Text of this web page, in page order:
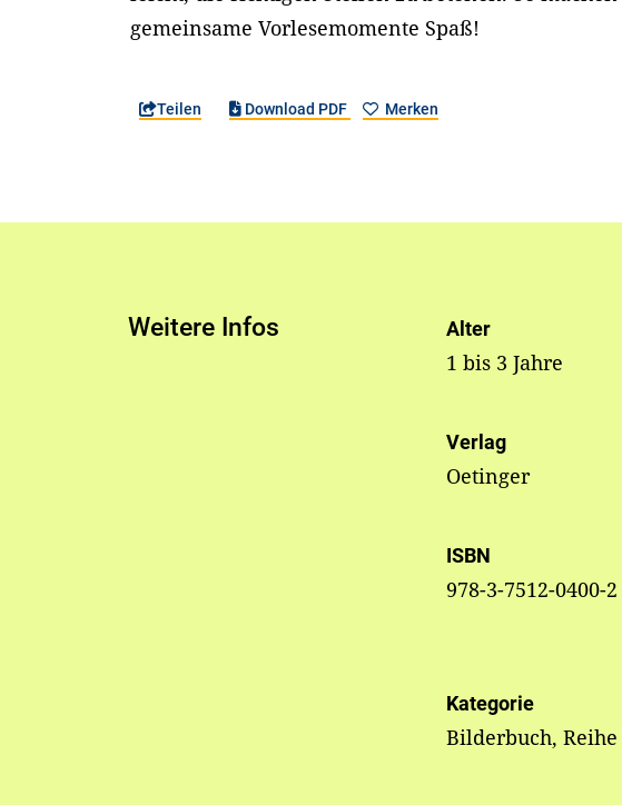
gemeinsame Vorlesemomente Spaß!
Teilen Download PDF Merken
Weitere Infos Alter
1 bis 3 Jahre
Verlag
Oetinger
ISBN
978-3-7512-0400-2
Kategorie
Bilderbuch, Reihe